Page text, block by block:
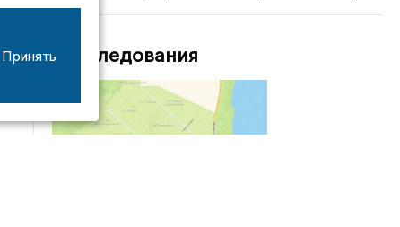
Иванович
Расследования
Принять